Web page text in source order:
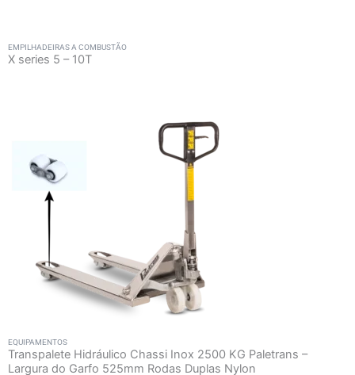
EMPILHADEIRAS A COMBUSTÃO
X series 5 – 10T
EQUIPAMENTOS
Transpalete Hidráulico Chassi Inox 2500 KG Paletrans –
Largura do Garfo 525mm Rodas Duplas Nylon